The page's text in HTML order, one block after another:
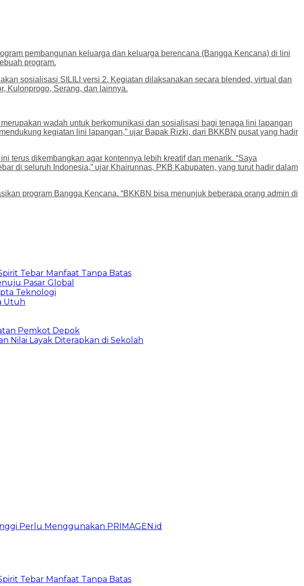
pembangunan keluarga dan keluarga berencana (Bangga Kencana) di lini
program.
sosialisasi SILILI versi 2. Kegiatan dilaksanakan secara blended, virtual dan
Kulonprogo, Serang, dan lainnya.
wadah untuk berkomunikasi dan sosialisasi bagi tenaga lini lapangan
kegiatan lini lapangan,” ujar Bapak Rizki, dari BKKBN pusat yang hadir
terus dikembangkan agar kontennya lebih kreatif dan menarik. “Saya
di seluruh Indonesia,” ujar Khairunnas, PKB Kabupaten, yang turut hadir dalam
program Bangga Kencana. “BKKBN bisa menunjuk beberapa orang admin di
Tebar Manfaat Tanpa Batas
Pasar Global
Teknologi
Utuh
Pemkot Depok
Nilai Layak Diterapkan di Sekolah
Perlu Menggunakan PRIMAGEN.id
Tebar Manfaat Tanpa Batas